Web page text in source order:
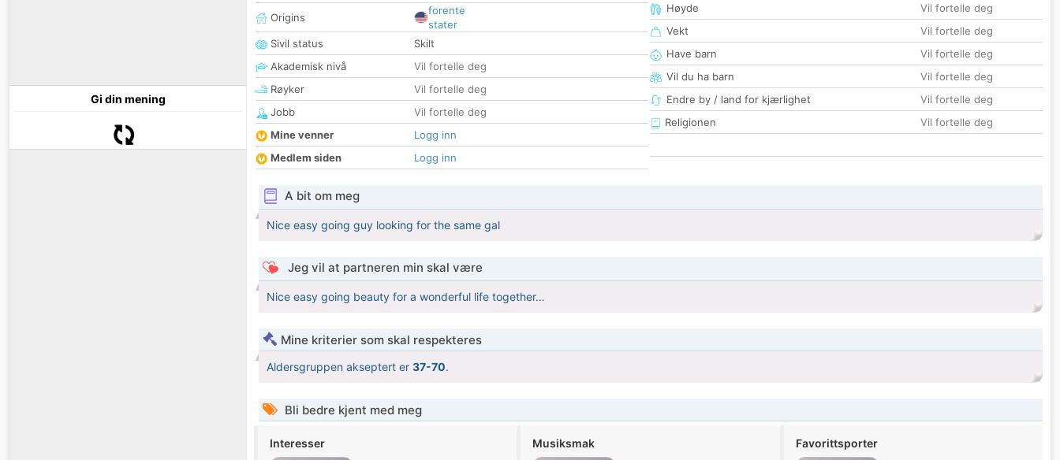
Gi din mening
Origins
forente
stater
Sivil status
Skilt
Akademisk nivå
Vil fortelle deg
Røyker
Vil fortelle deg
Jobb
Vil fortelle deg
Mine venner
Logg inn
Medlem siden
Logg inn
Høyde
Vil fortelle deg
Vekt
Vil fortelle deg
Have barn
Vil fortelle deg
Vil du ha barn
Vil fortelle deg
Endre by / land for kjærlighet
Vil fortelle deg
Religionen
Vil fortelle deg
A bit om meg
Nice easy going guy looking for the same gal
Jeg vil at partneren min skal være
Nice easy going beauty for a wonderful life together…
Mine kriterier som skal respekteres
Aldersgruppen akseptert er 37-70.
Bli bedre kjent med meg
Interesser Musiksmak Favorittsporter